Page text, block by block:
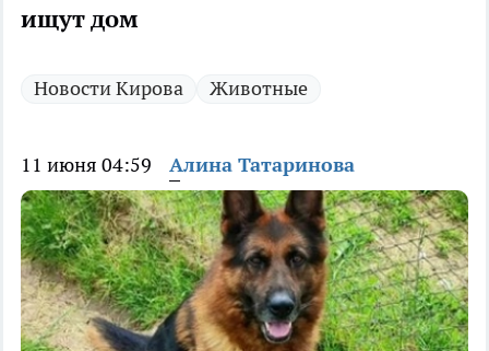
ищут дом
Новости Кирова Животные
11 июня 04:59 Алина Татаринова